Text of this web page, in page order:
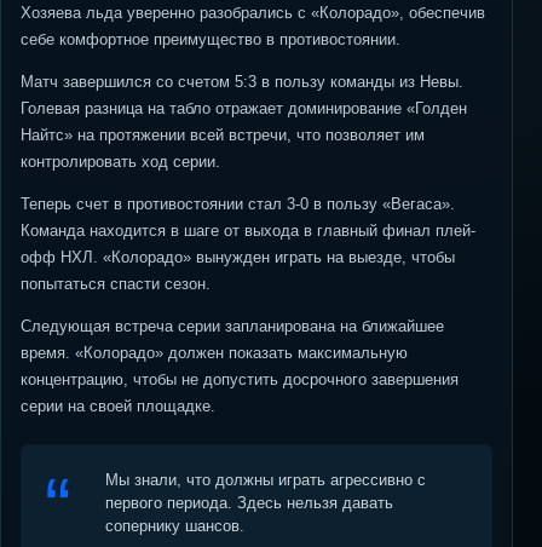
Хозяева льда уверенно разобрались с «Колорадо», обеспечив
себе комфортное преимущество в противостоянии.
Матч завершился со счетом 5:3 в пользу команды из Невы.
Голевая разница на табло отражает доминирование «Голден
Найтс» на протяжении всей встречи, что позволяет им
контролировать ход серии.
Теперь счет в противостоянии стал 3-0 в пользу «Вегаса».
Команда находится в шаге от выхода в главный финал плей-
офф НХЛ. «Колорадо» вынужден играть на выезде, чтобы
попытаться спасти сезон.
Следующая встреча серии запланирована на ближайшее
время. «Колорадо» должен показать максимальную
концентрацию, чтобы не допустить досрочного завершения
серии на своей площадке.
Мы знали, что должны играть агрессивно с
первого периода. Здесь нельзя давать
сопернику шансов.